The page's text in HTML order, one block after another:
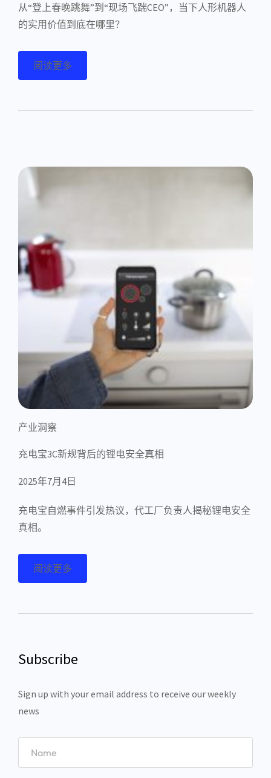
从“登上春晚跳舞”到“现场飞踹CEO”，当下人形机器人
的实用价值到底在哪里？
阅读更多
产业洞察
充电宝3C新规背后的锂电安全真相
2025年7月4日
充电宝自燃事件引发热议，代工厂负责人揭秘锂电安全
真相。
阅读更多
Subscribe
Sign up with your email address to receive our weekly
news